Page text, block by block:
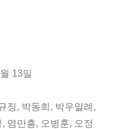
13일
징, 박동희 , 박우말례 ,
, 염만흥, 오병훈, 오정